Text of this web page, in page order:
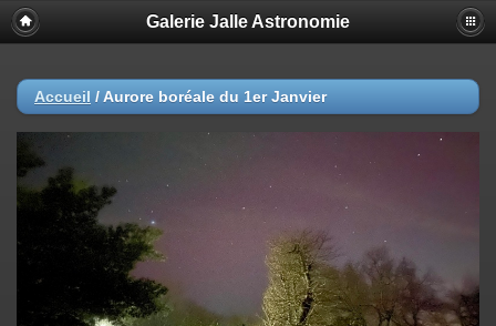
Galerie Jalle Astronomie
Accueil / Aurore boréale du 1er Janvier